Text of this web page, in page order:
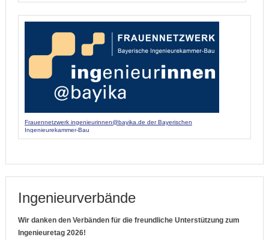
Frauennetzwerk ingenieurinnen@bayika.de der Bayerischen
Ingenieurekammer-Bau
Ingenieurverbände
Wir danken den Verbänden für die freundliche Unterstützung zum
Ingenieuretag 2026!